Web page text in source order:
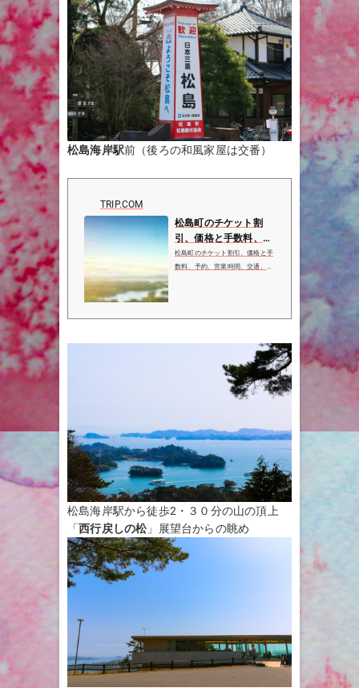
松島海岸駅前（後ろの和風家屋は交番）
TRIP.COM
松島町のチケット割
引、価格と手数料、予
約 | 営業時間、ホテ
ル、レストラン - Tri...
松島町のチケット割引、価格と手
数料、予約、営業時間、交通、地
して、今すぐ松島町のチケットを
松島海岸駅から徒歩2・３０分の山の頂上
「西行戻しの松」展望台からの眺め